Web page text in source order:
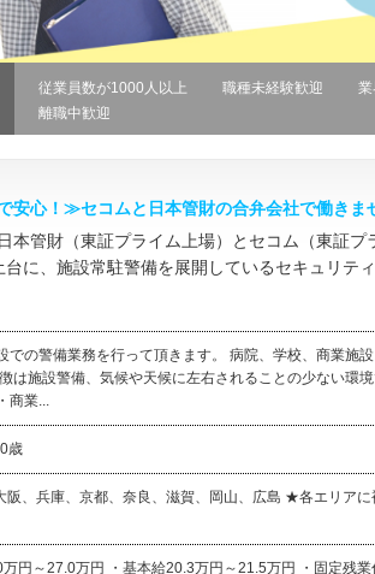
従業員数が1000人以上 職種未経験歓迎 業
離職中歓迎
安心！≫セコムと日本管財の合弁会社で働きま
本管財（東証プライム上場）とセコム（東証
に、施設常駐警備を展開しているセキュリテ
での警備業務を行って頂きます。 病院、学校、商業施
は施設警備、気候や天候に左右されることの少ない環
商業...
歳
阪、兵庫、京都、奈良、滋賀、岡山、広島 ★各エリア
円～27.0万円 ・基本給20.3万円～21.5万円 ・固定残業